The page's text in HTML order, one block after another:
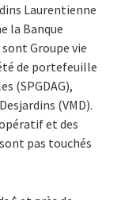
Laurentienne
la Banque
Groupe vie
de portefeuille
(SPGDAG),
(VMD).
et des
pas touchés